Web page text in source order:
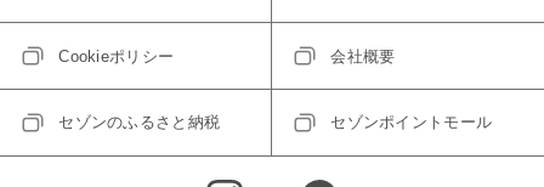
Cookieポリシー 会社概要
セゾンのふるさと納税 セゾンポイントモール